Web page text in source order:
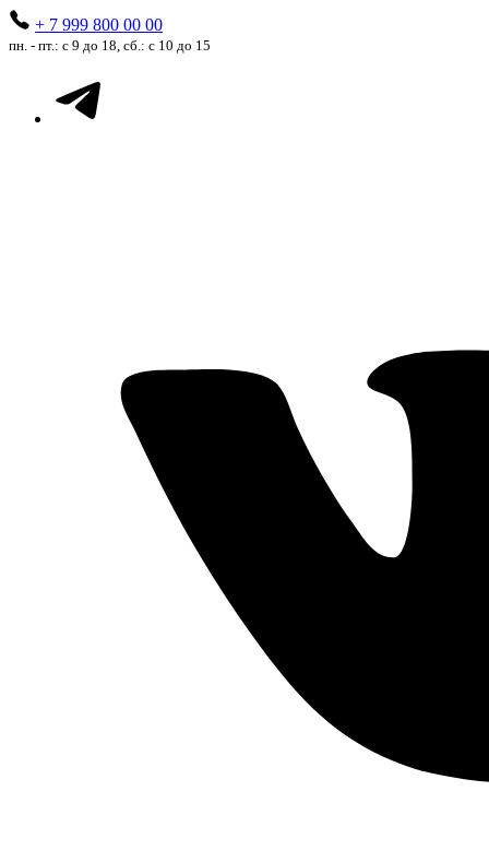
+ 7 999 800 00 00
пн. - пт.: с 9 до 18, сб.: с 10 до 15